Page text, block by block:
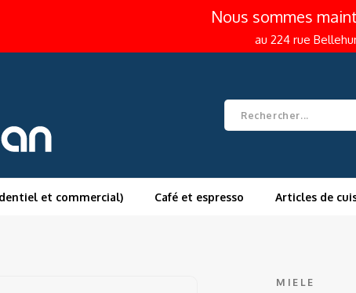
Nous sommes
au 224 rue
et commercial) Café et espresso Articles de
MIELE